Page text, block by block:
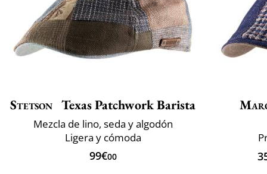
Stetson Texas Patchwork Barista
Mezcla de lino, seda y algodón
Ligera y cómoda
99€00